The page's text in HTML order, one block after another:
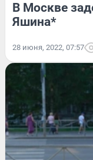
В Москве
Яшина*
28 июня, 2022, 07:57